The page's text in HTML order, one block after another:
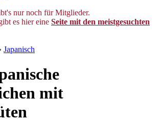
nur noch für Mitglieder.
es hier eine Seite mit den meistgesuchten
Japanisch
mit